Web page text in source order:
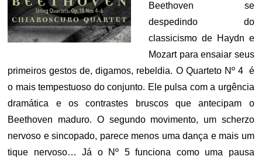
Beethoven se
despedindo do
classicismo de Haydn e
Mozart para ensaiar seus
primeiros gestos de, digamos, rebeldia. O Quarteto Nº 4 é
o mais tempestuoso do conjunto. Ele pulsa com a urgência
dramática e os contrastes bruscos que antecipam o
Beethoven maduro. O segundo movimento, um scherzo
nervoso e sincopado, parece menos uma dança e mais um
tique nervoso… Já o Nº 5 funciona como uma pausa